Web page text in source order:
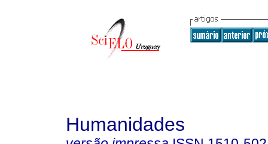
Humanidades